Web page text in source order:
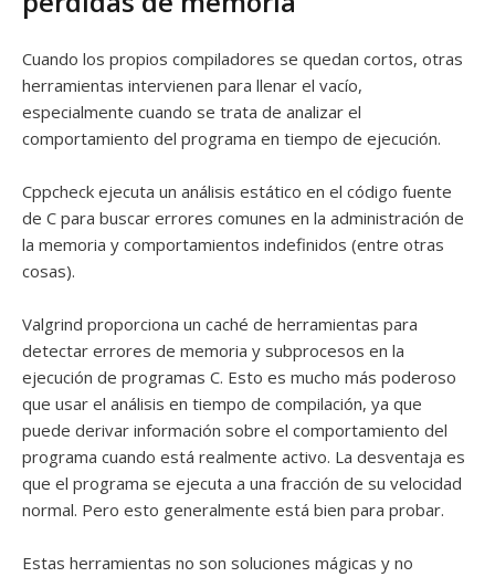
Cuando los propios compiladores se quedan cortos, otras
herramientas intervienen para llenar el vacío,
especialmente cuando se trata de analizar el
comportamiento del programa en tiempo de ejecución.
Cppcheck ejecuta un análisis estático en el código fuente
de C para buscar errores comunes en la administración de
la memoria y comportamientos indefinidos (entre otras
cosas).
Valgrind proporciona un caché de herramientas para
detectar errores de memoria y subprocesos en la
ejecución de programas C. Esto es mucho más poderoso
que usar el análisis en tiempo de compilación, ya que
puede derivar información sobre el comportamiento del
programa cuando está realmente activo. La desventaja es
que el programa se ejecuta a una fracción de su velocidad
normal. Pero esto generalmente está bien para probar.
Estas herramientas no son soluciones mágicas y no